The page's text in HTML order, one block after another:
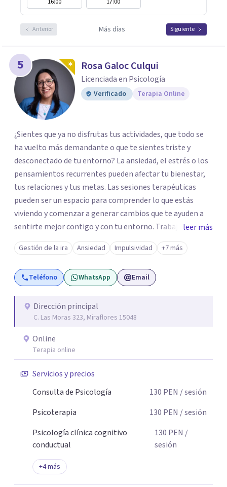
16:00 17:00
Anterior Más días Siguiente
5 Rosa Galoc Culqui
Licenciada en Psicología
Verificado Terapia Online
¿Sientes que ya no disfrutas tus actividades, que todo se
ha vuelto más demandante o que te sientes triste y
desconectado de tu entorno? La ansiedad, el estrés o los
pensamientos recurrentes pueden afectar tu bienestar,
tus relaciones y tus metas. Las sesiones terapéuticas
pueden ser un espacio para comprender lo que estás
viviendo y comenzar a generar cambios que te ayuden a
sentirte mejor contigo y con tu entorno. Trabajo desde
un enfoque integrador con técnicas Cognitivo-
Conductuales, Arteterapia Gestalt y Terapia de Familia y
Pareja, adaptando cada proceso a tus necesidades.
Acompaño a adultos que atraviesan ansiedad, depresión,
motivación y otras situaciones que interfieren en su vida
personal, familiar, laboral o social. Si deseas iniciar este
leer más
Gestión de la ira Ansiedad Impulsividad +7 más
Teléfono WhatsApp Email
Dirección principal
C. Las Moras 323, Miraflores 15048
Online
Terapia online
Servicios y precios
Consulta de Psicología
130 PEN / sesión
Psicoterapia
130 PEN / sesión
Psicología clínica cognitivo
conductual
130 PEN /
sesión
+4más